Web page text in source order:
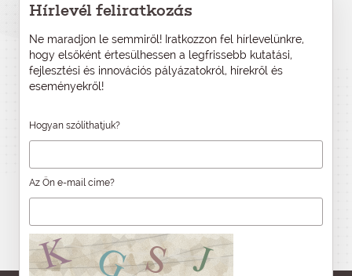
Hírlevél feliratkozás
Ne maradjon le semmiről! Iratkozzon fel hírlevelünkre,
hogy elsőként értesülhessen a legfrissebb kutatási,
fejlesztési és innovációs pályázatokról, hírekről és
eseményekről!
Hogyan szólíthatjuk?
Az Ön e-mail címe?